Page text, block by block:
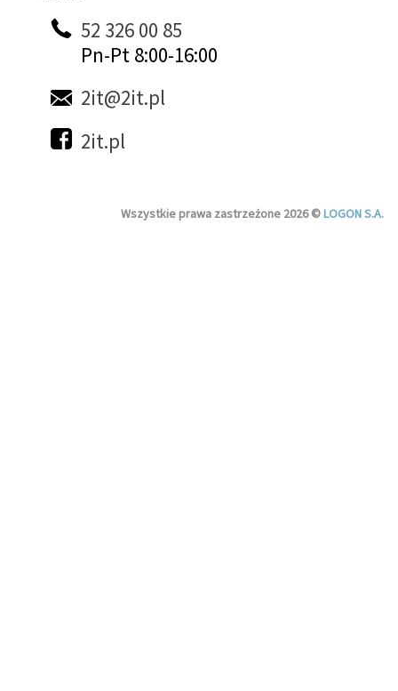
52 326 00 85
Pn-Pt 8:00-16:00
2it@2it.pl
2it.pl
Wszystkie prawa zastrzeżone 2026 ©LOGON S.A.